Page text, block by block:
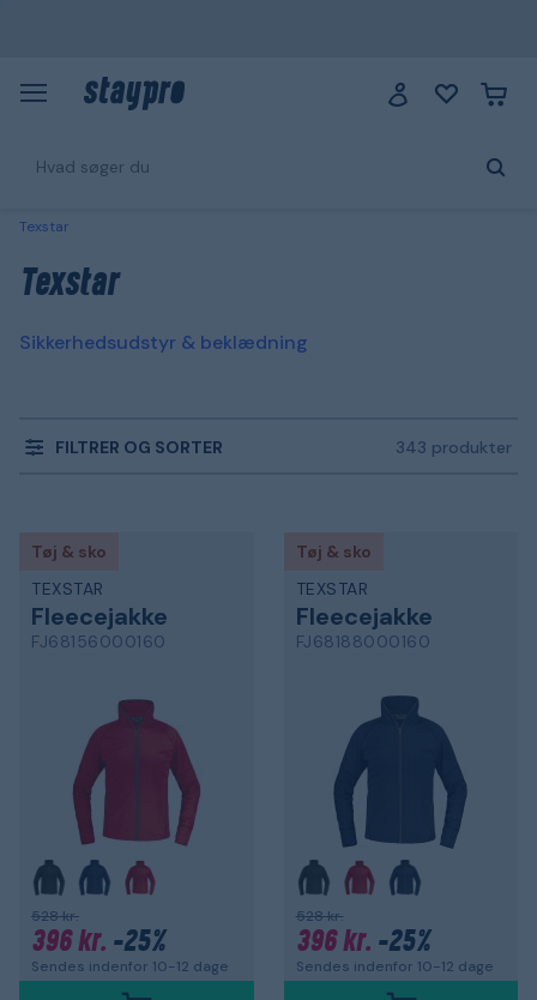
Texstar
Texstar
Sikkerhedsudstyr & beklædning
FILTRER OG SORTER 343 produkter
Tøj & sko
TEXSTAR
Fleecejakke
FJ68156000160
528 kr.
396 kr. -25%
Sendes indenfor 10-12 dage
Tøj & sko
TEXSTAR
Fleecejakke
FJ68188000160
528 kr.
396 kr. -25%
Sendes indenfor 10-12 dage